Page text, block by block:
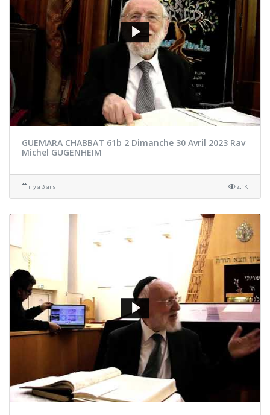
GUEMARA CHABBAT 61b 2 Dimanche 30 Avril 2023 Rav
Michel GUGENHEIM
il y a 3 ans 2.1K